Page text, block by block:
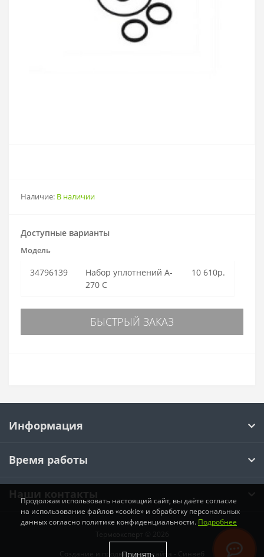
Наличие: В наличии
Доступные варианты
Модель
34796139
Набор уплотнений A-
270 C
10 610р.
БЫСТРЫЙ ЗАКАЗ
Информация
Время работы
Наши контакты
Термоэксперт © 2026
Создание и продвижение сайта -
Синвеб
Продолжая использовать настоящий сайт, вы даёте согласие
на использование файлов «cookie» и обработку персональных
данных согласно политике конфиденциальности. Подробнее
Принять